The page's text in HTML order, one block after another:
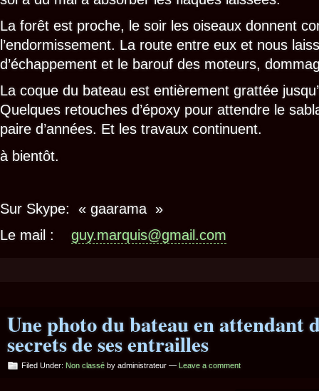
La forêt est proche, le soir les oiseaux donnent
l’endormissement. La route entre eux et nous
d’échappement et le barouf des moteurs,
La coque du bateau est entièrement grattée
Quelques retouches d’époxy pour attendre le
paire d’années. Et les travaux continuent.
à bientôt.
Sur Skype: « gaarama »
Le mail : guy.marquis@gmail.com
Une photo du bateau en attendant
secrets de ses entrailles
Filed Under: Non classé by administrateur — Leave a comment